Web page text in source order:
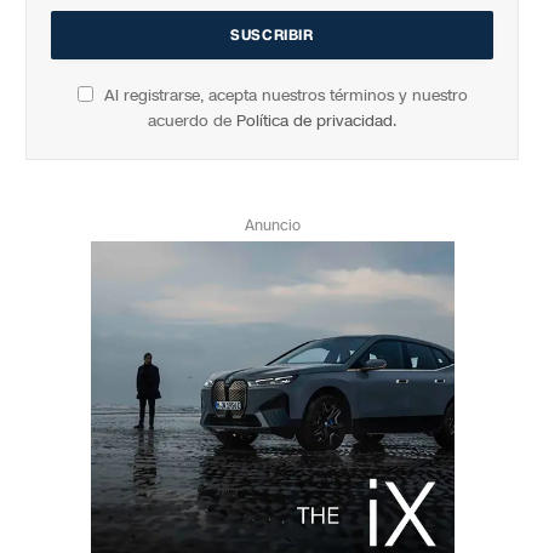
Al registrarse, acepta nuestros términos y nuestro
acuerdo de Política de privacidad.
Anuncio